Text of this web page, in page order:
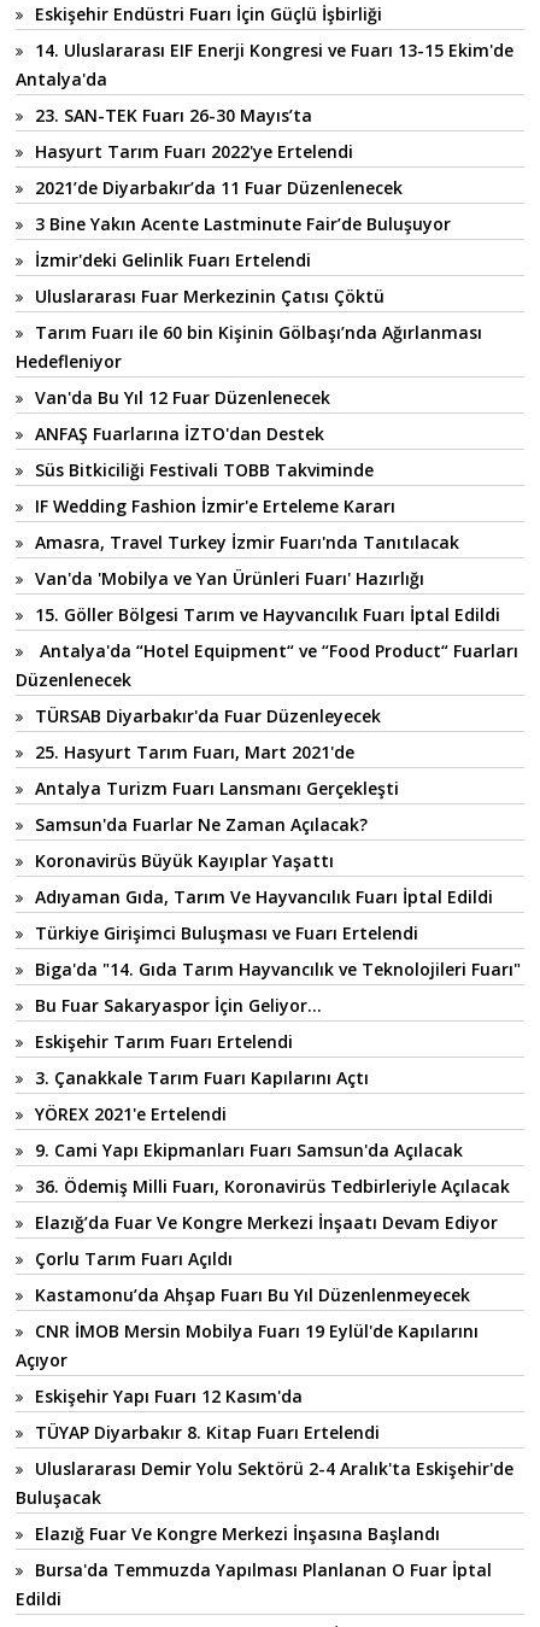
Eskişehir Endüstri Fuarı İçin Güçlü İşbirliği
14. Uluslararası EIF Enerji Kongresi ve Fuarı 13-15 Ekim'de
Antalya'da
23. SAN-TEK Fuarı 26-30 Mayıs’ta
Hasyurt Tarım Fuarı 2022'ye Ertelendi
2021’de Diyarbakır’da 11 Fuar Düzenlenecek
3 Bine Yakın Acente Lastminute Fair’de Buluşuyor
İzmir'deki Gelinlik Fuarı Ertelendi
Uluslararası Fuar Merkezinin Çatısı Çöktü
Tarım Fuarı ile 60 bin Kişinin Gölbaşı’nda Ağırlanması
Hedefleniyor
Van'da Bu Yıl 12 Fuar Düzenlenecek
ANFAŞ Fuarlarına İZTO'dan Destek
Süs Bitkiciliği Festivali TOBB Takviminde
IF Wedding Fashion İzmir'e Erteleme Kararı
Amasra, Travel Turkey İzmir Fuarı'nda Tanıtılacak
Van'da 'Mobilya ve Yan Ürünleri Fuarı' Hazırlığı
15. Göller Bölgesi Tarım ve Hayvancılık Fuarı İptal Edildi
Antalya'da “Hotel Equipment“ ve “Food Product“ Fuarları
Düzenlenecek
TÜRSAB Diyarbakır'da Fuar Düzenleyecek
25. Hasyurt Tarım Fuarı, Mart 2021'de
Antalya Turizm Fuarı Lansmanı Gerçekleşti
Samsun'da Fuarlar Ne Zaman Açılacak?
Koronavirüs Büyük Kayıplar Yaşattı
Adıyaman Gıda, Tarım Ve Hayvancılık Fuarı İptal Edildi
Türkiye Girişimci Buluşması ve Fuarı Ertelendi
Biga'da "14. Gıda Tarım Hayvancılık ve Teknolojileri Fuarı"
Bu Fuar Sakaryaspor İçin Geliyor...
Eskişehir Tarım Fuarı Ertelendi
3. Çanakkale Tarım Fuarı Kapılarını Açtı
YÖREX 2021'e Ertelendi
9. Cami Yapı Ekipmanları Fuarı Samsun'da Açılacak
36. Ödemiş Milli Fuarı, Koronavirüs Tedbirleriyle Açılacak
Elazığ’da Fuar Ve Kongre Merkezi İnşaatı Devam Ediyor
Çorlu Tarım Fuarı Açıldı
Kastamonu’da Ahşap Fuarı Bu Yıl Düzenlenmeyecek
CNR İMOB Mersin Mobilya Fuarı 19 Eylül'de Kapılarını
Açıyor
Eskişehir Yapı Fuarı 12 Kasım'da
TÜYAP Diyarbakır 8. Kitap Fuarı Ertelendi
Uluslararası Demir Yolu Sektörü 2-4 Aralık'ta Eskişehir'de
Buluşacak
Elazığ Fuar Ve Kongre Merkezi İnşasına Başlandı
Bursa'da Temmuzda Yapılması Planlanan O Fuar İptal
Edildi